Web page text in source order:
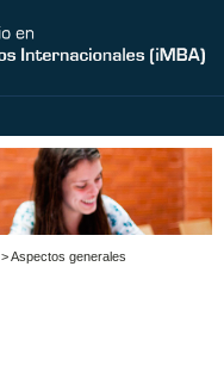
> Aspectos generales